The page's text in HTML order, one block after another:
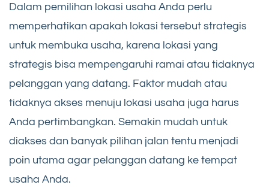
Dalam pemilihan lokasi usaha Anda perlu
memperhatikan apakah lokasi tersebut strategis
untuk membuka usaha, karena lokasi yang
strategis bisa mempengaruhi ramai atau tidaknya
pelanggan yang datang. Faktor mudah atau
tidaknya akses menuju lokasi usaha juga harus
Anda pertimbangkan. Semakin mudah untuk
diakses dan banyak pilihan jalan tentu menjadi
poin utama agar pelanggan datang ke tempat
usaha Anda.